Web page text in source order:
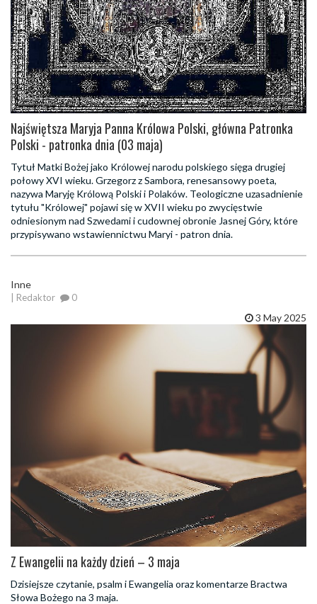
Najświętsza Maryja Panna Królowa Polski, główna Patronka
Polski - patronka dnia (03 maja)
Tytuł Matki Bożej jako Królowej narodu polskiego sięga drugiej
połowy XVI wieku. Grzegorz z Sambora, renesansowy poeta,
nazywa Maryję Królową Polski i Polaków. Teologiczne uzasadnienie
tytułu "Królowej" pojawi się w XVII wieku po zwycięstwie
odniesionym nad Szwedami i cudownej obronie Jasnej Góry, które
przypisywano wstawiennictwu Maryi - patron dnia.
Inne
| Redaktor 0
3 May 2025
Z Ewangelii na każdy dzień – 3 maja
Dzisiejsze czytanie, psalm i Ewangelia oraz komentarze Bractwa
Słowa Bożego na 3 maja.